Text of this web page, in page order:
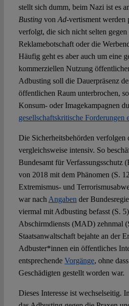
stellt sich dumm, beim Nazi ist es
Bustingvon Ad-vertisment werden
verfolgt, die sich nicht selten
Reklamebotschaft oder die
Häufig geht es aber auch um eine
kommerziellen Nutzung
Adbusting soll die Dauerpräsenz
öffentlichen Raum unterbrochen,
Konsum- oder Imagekampagnen
gesellschaftskritische Forderungen
Die Sicherheitsbehörden verfolgen
vergleichsweise intensiv. So
Bundesamt für Verfassungsschutz
von 2018 mit dem Phänomen (S.
Extremismus- und
war nach Angaben der
viermal mit Adbusting befasst (S.
Abschirmdiensts (MAD) zehnmal
Staatsanwaltschaft bejahte an der
Adbuster*innen ein öffentliches
entsprechende Vorgänge, ohne
Geschädigten gestellt worden war.
Dieses Interesse ist wechselseitig.